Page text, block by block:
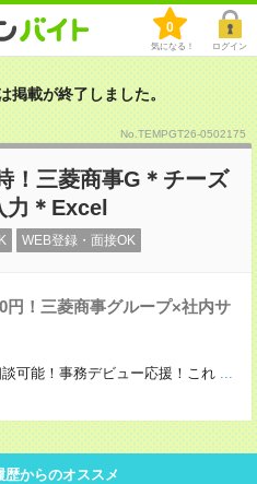
0
気になる！ ログイン
掲載が終了しました。
No.TEMPGT26-0502175
！三菱商事G＊チーズ
＊Excel
WEB登録・面接OK
円！三菱商事グループ×社内サ
可能！事務デビュー応援！これ ...
からのオススメ